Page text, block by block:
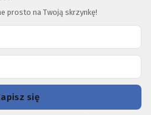
prosto na Twoją skrzynkę!
się